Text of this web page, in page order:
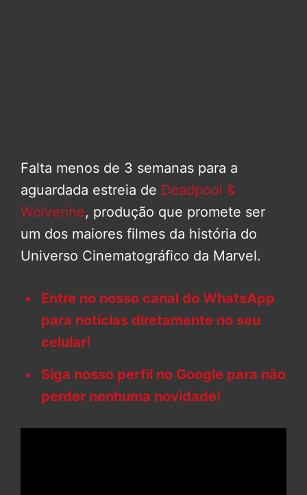
Falta menos de 3 semanas para a
aguardada estreia de Deadpool &
Wolverine, produção que promete ser
um dos maiores filmes da história do
Universo Cinematográfico da Marvel.
Entre no nosso canal do WhatsApp
para notícias diretamente no seu
celular!
Siga nosso perfil no Google para não
perder nenhuma novidade!